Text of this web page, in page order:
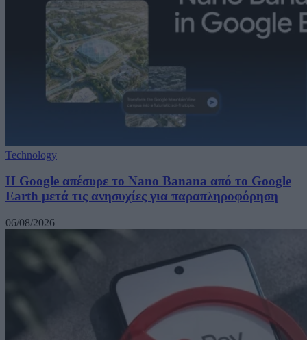
Technology
Η Google απέσυρε το Nano Banana από το Google
Earth μετά τις ανησυχίες για παραπληροφόρηση
06/08/2026